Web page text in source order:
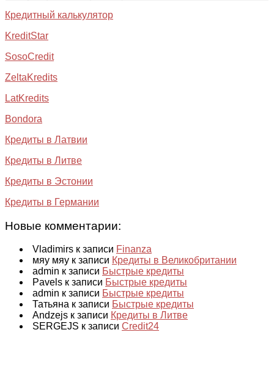
Кредитный калькулятор
KreditStar
SosoCredit
ZeltaKredits
LatKredits
Bondora
Кредиты в Латвии
Кредиты в Литве
Кредиты в Эстонии
Кредиты в Германии
Новые комментарии:
Vladimirs к записи Finanza
мяу мяу к записи Кредиты в Великобритании
admin к записи Быстрые кредиты
Pavels к записи Быстрые кредиты
admin к записи Быстрые кредиты
Татьяна к записи Быстрые кредиты
Andzejs к записи Кредиты в Литве
SERGEJS к записи Credit24